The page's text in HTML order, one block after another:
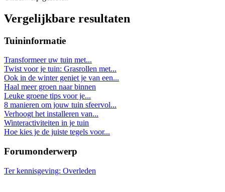
Vergelijkbare resultaten
Tuininformatie
Transformeer uw tuin met...
Twist voor je tuin: Grasrollen met...
Ook in de winter geniet je van een...
Haal meer groen naar binnen
Leuke groene tips voor je...
8 manieren om jouw tuin sfeervol...
Verhoogt het installeren van...
Winteractiviteiten in je tuin
Hoe kies je de juiste tegels voor...
Forumonderwerp
Ter kennisgeving: Overleden